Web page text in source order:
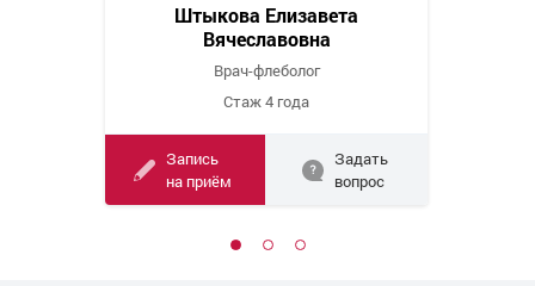
Штыкова Елизавета
Вячеславовна
Врач-флеболог
Стаж 4 года
Запись
на приём
Задать
вопрос